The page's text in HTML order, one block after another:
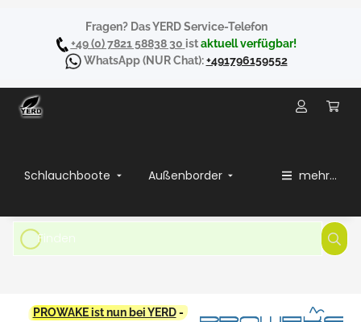
Fragen? Das YERD Service-Telefon
+49 (0) 7821 58838 30 istaktuell verfügbar!
WhatsApp(NUR Chat):+491796159552
Schlauchboote Außenborder mehr...
PROWAKE ist nun bei YERD-